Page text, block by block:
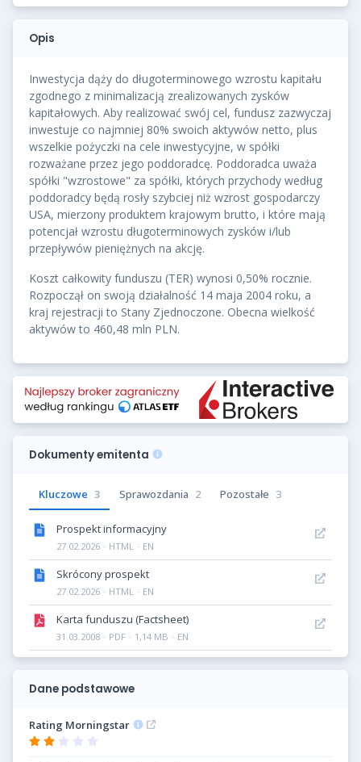
Opis
Inwestycja dąży do długoterminowego wzrostu kapitału
zgodnego z minimalizacją zrealizowanych zysków
kapitałowych. Aby realizować swój cel, fundusz zazwyczaj
inwestuje co najmniej 80% swoich aktywów netto, plus
wszelkie pożyczki na cele inwestycyjne, w spółki
rozważane przez jego poddoradcę. Poddoradca uważa
spółki "wzrostowe" za spółki, których przychody według
poddoradcy będą rosły szybciej niż wzrost gospodarczy
USA, mierzony produktem krajowym brutto, i które mają
potencjał wzrostu długoterminowych zysków i/lub
przepływów pieniężnych na akcję.
Koszt całkowity funduszu (TER) wynosi 0,50% rocznie.
Rozpoczął on swoją działalność 14 maja 2004 roku, a
kraj rejestracji to Stany Zjednoczone. Obecna wielkość
aktywów to 460,48 mln PLN.
Dokumenty emitenta
Kluczowe 3 Sprawozdania 2 Pozostałe 3
Prospekt informacyjny
27.02.2026 · HTML · EN
Skrócony prospekt
27.02.2026 · HTML · EN
Karta funduszu (Factsheet)
31.03.2008 · PDF · 1,14 MB · EN
Dane podstawowe
Rating Morningstar